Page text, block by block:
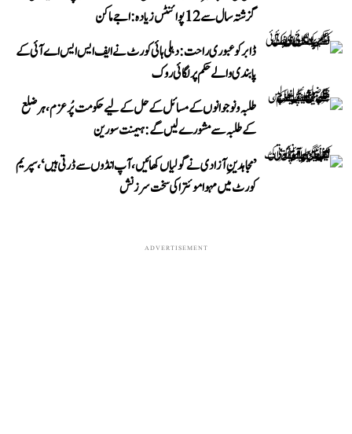
گزشتہ سال سے 12 پوائنٹس زیادہ: اجے ماکن
ڈابر کو عبوری راحت: دہلی ہائی کورٹ نے ایف ایس ایس اے آئی کے
پابندی والے حکم پر لگائی روک
طلبہ و نوجوانوں کے مسائل کے حل کے لیے حکومت پُرعزم، ہر ضلع
کے طلبہ سے مشورے لیں گے: ہیمنت سورین
’مجاہدینِ آزادی نے گولیاں کھائیں، آپ انڈوں سے ڈرتی ہیں‘، سپریم
کورٹ میں مہوا موئترا کی سخت سرزنش
ADVERTISEMENT